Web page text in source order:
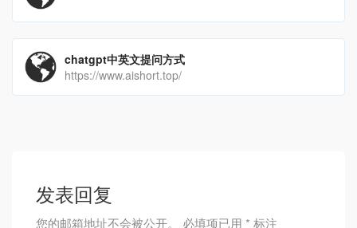
chatgpt中英文提问方式
https://www.aishort.top/
发表回复
您的邮箱地址不会被公开。 必填项已用 * 标注